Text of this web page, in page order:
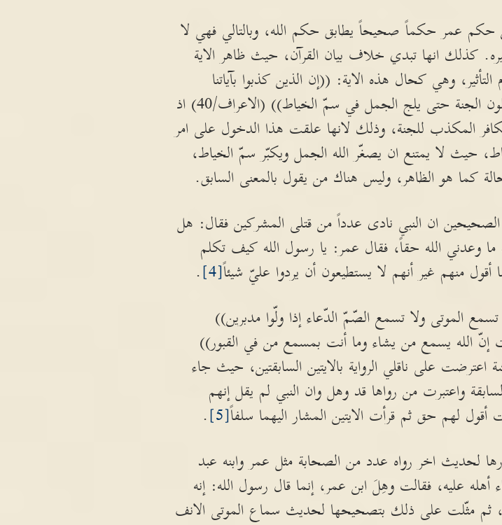
حكم عمر حكماً صحيحاً يطابق حكم الله، وبالتالي فهي لا
كذلك انها تبدي خلاف بيان القرآن، حيث ظاهر الاية
وهي كحال هذه الاية: ((إن الذين كذبوا بآياتنا
واستكبروا عنها لا تفتّح لهم أبواب السماء ولا يدخلون الجنة حتى يلج الجمل في سمّ الخياط)) (الاعراف/40) اذ
المكذب للجنة، وذلك لانها علقت هذا الدخول على امر
لا يمتنع ان يصغّر الله الجمل ويكبّر سمّ الخياط،
كما هو الظاهر، وليس هناك من يقول بالمعنى السابق.
ان النبي نادى عدداً من قتلى المشركين فقال: هل
وعدني الله حقاً، فقال عمر: يا رسول الله كيف تكلم
منهم غير أنهم لا يستطيعون أن يردوا عليّ شيئاً[4]
.
الموتى ولا تسمع الصّمّ الدّعاء إذا ولّوا مدبرين))
إنّ الله يسمع من يشاء وما أنت بمسمع من في القبور))
اعترضت على ناقلي الرواية بالايتين السابقتين، حيث جاء
واعتبرت من رواها قد وهل وان النبي لم يقل إنهم
لهم حق ثم قرأت الايتين المشار اليهما سلفاً[5]
.
لحديث اخر رواه عدد من الصحابة مثل عمر وابنه عبد
عليه، فقالت وهِلَ ابن عمر، إنما قال رسول الله: إنه
ثم مثّلت على ذلك بتصحيحها لحديث سماع الموتى الانف